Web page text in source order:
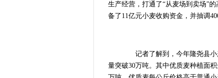
生产经营，打通了“从麦场到卖场”
备了11亿元小麦收购资金，并抽调
记者了解到，今年隆尧县小
量突破30万吨。其中优质麦种植面